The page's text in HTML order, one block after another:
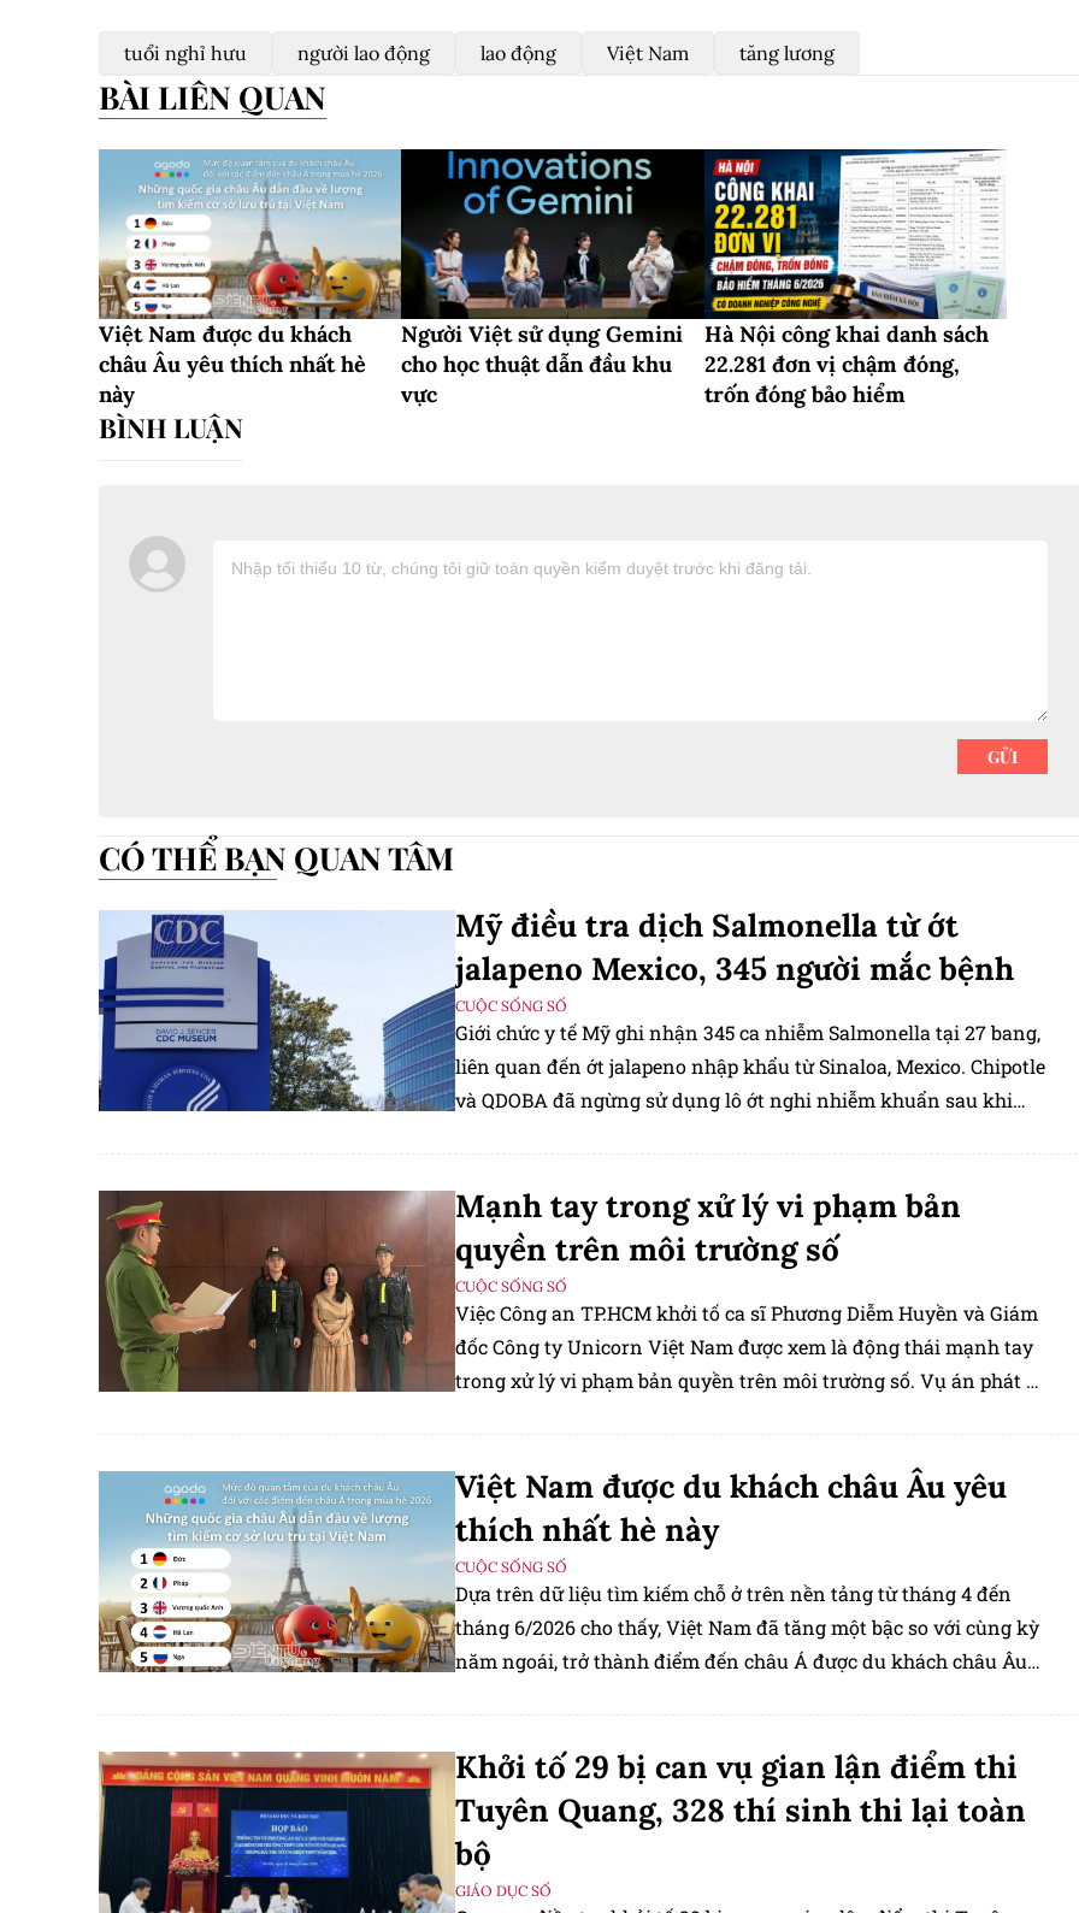
tuổi nghỉ hưu người lao động lao động Việt Nam tăng lương
BÀI LIÊN QUAN
Việt Nam được du khách
châu Âu yêu thích nhất hè
này
Người Việt sử dụng Gemini
cho học thuật dẫn đầu khu
vực
Hà Nội công khai danh sách
22.281 đơn vị chậm đóng,
trốn đóng bảo hiểm
CÓ THỂ BẠN QUAN TÂM
Mỹ điều tra dịch Salmonella từ ớt
jalapeno Mexico, 345 người mắc bệnh
CUỘC SỐNG SỐ
Giới chức y tế Mỹ ghi nhận 345 ca nhiễm Salmonella tại 27 bang,
liên quan đến ớt jalapeno nhập khẩu từ Sinaloa, Mexico. Chipotle
và QDOBA đã ngừng sử dụng lô ớt nghi nhiễm khuẩn sau khi
Mạnh tay trong xử lý vi phạm bản
quyền trên môi trường số
CUỘC SỐNG SỐ
Việc Công an TP.HCM khởi tố ca sĩ Phương Diễm Huyền và Giám
đốc Công ty Unicorn Việt Nam được xem là động thái mạnh tay
trong xử lý vi phạm bản quyền trên môi trường số. Vụ án phát đi
tác giả cho phép.
Việt Nam được du khách châu Âu yêu
thích nhất hè này
CUỘC SỐNG SỐ
Dựa trên dữ liệu tìm kiếm chỗ ở trên nền tảng từ tháng 4 đến
tháng 6/2026 cho thấy, Việt Nam đã tăng một bậc so với cùng kỳ
năm ngoái, trở thành điểm đến châu Á được du khách châu Âu
Khởi tố 29 bị can vụ gian lận điểm thi
Tuyên Quang, 328 thí sinh thi lại toàn
bộ
GIÁO DỤC SỐ